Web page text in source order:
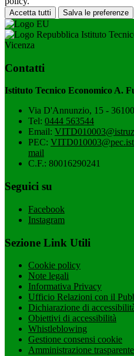
Accetta tutti Salva le preferenze
Istituto
Vicenza
Contatti
Istituto Tecnico Economico A.
Via D'Annunzio, 15 -
Tel: 0444 563544
Email:
PEC:
mail
C.F.: 80016290241
Seguici su
Facebook
Instagram
Sezione Link Utili
Cookie policy
Note legali
Informativa Privacy
Ufficio Relazioni con il
Dichiarazione di
Obiettivi di accessibilità
Whistleblowing
Gestione consensi cookie
Amministrazione trasparente